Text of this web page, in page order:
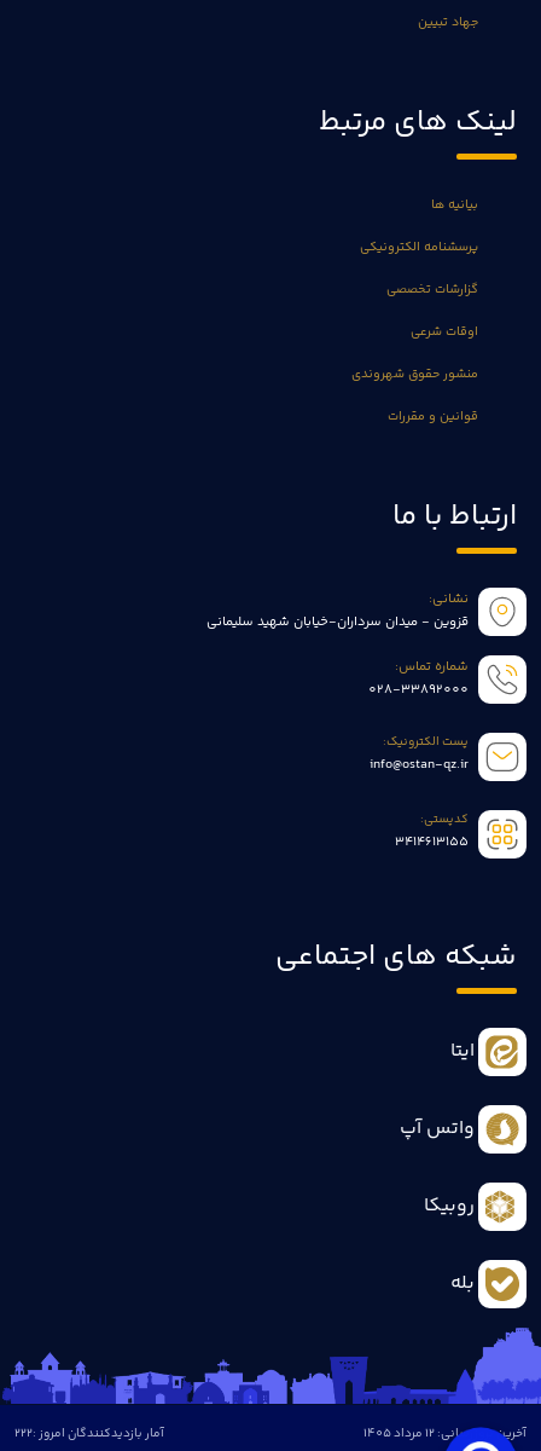
جهاد تبیین
لینک های مرتبط
بیانیه ها
پرسشنامه الکترونیکی
گزارشات تخصصی
اوقات شرعی
منشور حقوق شهروندی
قوانین و مقررات
ارتباط با ما
نشانی:
قزوین - میدان سرداران-خیابان شهید سلیمانی
شماره تماس:
028-33892000
پست الکترونیک:
info@ostan-qz.ir
کدپستی:
3414613155
شبکه های اجتماعی
ایتا
واتس آپ
روبیکا
بله
آخرین بروزرسانی: 12 مرداد 1405 آمار بازدیدکنندگان امروز :222